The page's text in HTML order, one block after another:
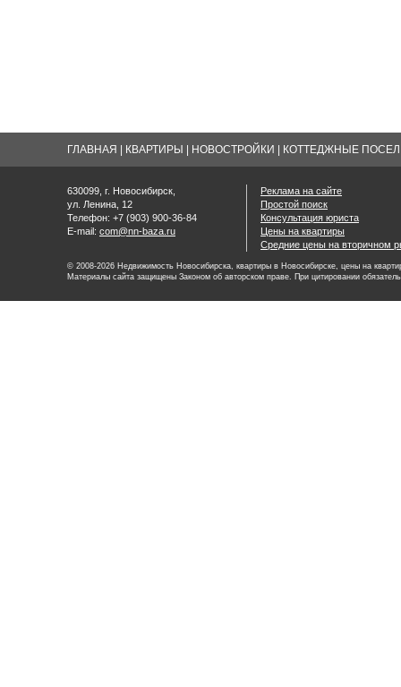
ГЛАВНАЯ КВАРТИРЫ НОВОСТРОЙКИ КОТТЕДЖНЫЕ
630099, г. Новосибирск,
ул. Ленина, 12
Телефон: +7 (903) 900-36-84
E-mail: com@nn-baza.ru
Реклама на сайте
Простой поиск
Консультация юриста
Цены на квартиры
Средние цены на вторичном
© 2008-2026 Недвижимость Новосибирска, квартиры в Новосибирске, цены на
Материалы сайта защищены Законом об авторском праве. При цитировании